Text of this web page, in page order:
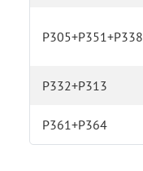
P305+P351+P338
P332+P313
P361+P364